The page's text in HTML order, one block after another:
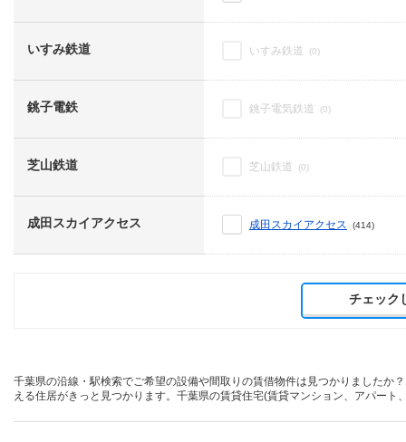
いすみ鉄道 いすみ鉄道 (0)
銚子電鉄 銚子電気鉄道 (0)
芝山鉄道 芝山鉄道 (0)
成田スカイアクセス 成田スカイアクセス (414)
チェック
千葉県の沿線・駅検索でご希望の設備や間取りの賃借物件は見つかりましたか
える住居がきっと見つかります。千葉県の賃貸住宅(賃貸マンション、アパー